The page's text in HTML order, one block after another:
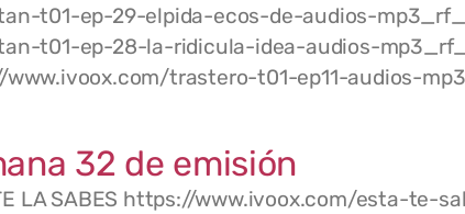
t01-ep-29-elpida-ecos-de-audios-
t01-ep-28-la-ridicula-idea-audios-
trastero-t01-ep11-audios-
32 de emisión
LA SABES https://www.ivoox.com/esta-te-